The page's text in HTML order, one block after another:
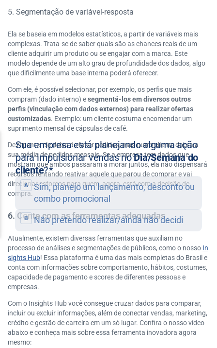
5. Segmentação de variável-resposta
Ela se baseia em modelos estatísticos, a partir de variáveis mais
complexas. Trata-se de saber quais são as chances reais de um
cliente adquirir um produto ou se engajar com a marca. Este
modelo depende de um alto grau de profundidade dos dados, algo
que dificilmente uma base interna poderá oferecer.
Com ele, é possível selecionar, por exemplo, os perfis que mais
compram (dado interno) esegmentá-los em diversos outros
perfis (vinculação com dados externos) para realizar ofertas
customizadas. Exemplo: um cliente costuma encomendar um
suprimento mensal de cápsulas de café.
De repente, ele deixa de fazer pedidos, mas outro cliente dobra a
sua média de pedidos mensais. Se a empresa tem dados que
mostram que ambos passaram a morar juntos, ela não dispensará
recursos tentando reativar aquele que parou de comprar e vai
direcionar esforços para quem, agora, está com a decisão de
compra.
6. Conte com as ferramentas adequadas
Atualmente, existem diversas ferramentas que auxiliam no
processo de análises e segmentações de públicos, como o nosso In
sights Hub! Essa plataforma é uma das mais completas do Brasil e
conta com informações sobre comportamento, hábitos, costumes,
capacidade de pagamento e scores de diferentes pessoas e
empresas.
Com o Insights Hub você consegue cruzar dados para comparar,
incluir ou excluir informações, além de conectar vendas, marketing,
crédito e gestão de carteira em um só lugar. Confira o nosso vídeo
abaixo e conheça mais sobre essa ferramenta inovadora agora
mesmo: